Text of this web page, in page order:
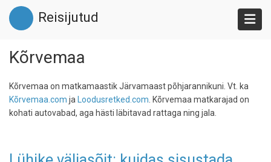
Liigu
edasi
põhisisu
Reisijutud
Kõrvemaa
Kõrvemaa on matkamaastik Järvamaast põhjarannikuni. Vt. ka
Kõrvemaa.com ja Loodusretked.com . Kõrvemaa matkarajad on
kohati autovabad, aga hästi läbitavad rattaga ning jala.